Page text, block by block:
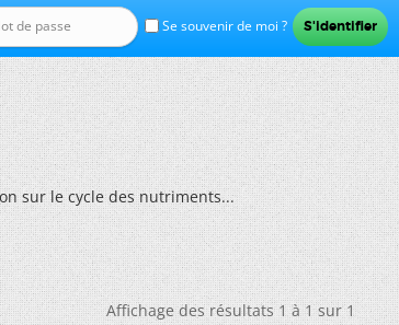
Se souvenir de moi ?
sur le cycle des nutriments...
Affichage des résultats 1 à 1 sur 1